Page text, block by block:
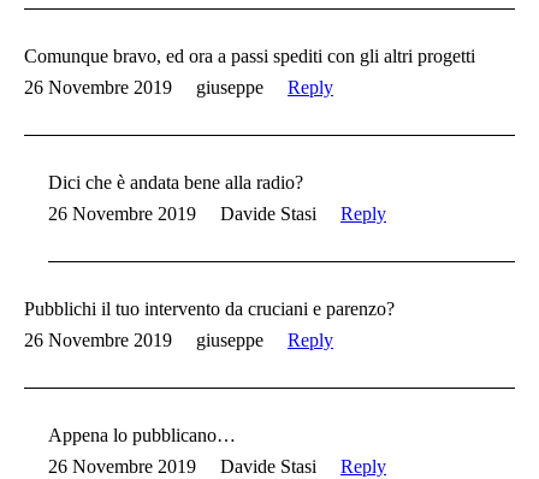
Comunque bravo, ed ora a passi spediti con gli altri progetti
26 Novembre 2019
giuseppe Reply
Dici che è andata bene alla radio?
26 Novembre 2019
Davide Stasi Reply
Pubblichi il tuo intervento da cruciani e parenzo?
26 Novembre 2019
giuseppe Reply
Appena lo pubblicano…
26 Novembre 2019
Davide Stasi Reply